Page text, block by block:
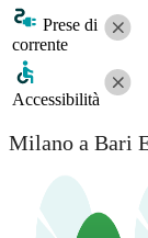
Prese di
corrente
Accessibilità
Milano a Bari